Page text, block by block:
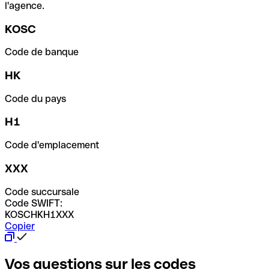
l'agence.
KOSC
Code de banque
HK
Code du pays
H1
Code d'emplacement
XXX
Code succursale
Code SWIFT:
KOSCHKH1XXX
Copier
Vos questions sur les codes